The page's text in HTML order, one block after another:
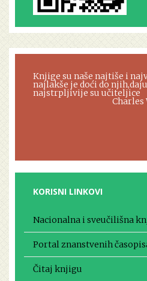
Knjige su naše najtiše i
najlakše je doći do
najstrpljivije su učiteljice
Charles W.
KORISNI LINKOVI
Nacionalna i sveučilišna
Portal znanstvenih
Čitaj knjigu